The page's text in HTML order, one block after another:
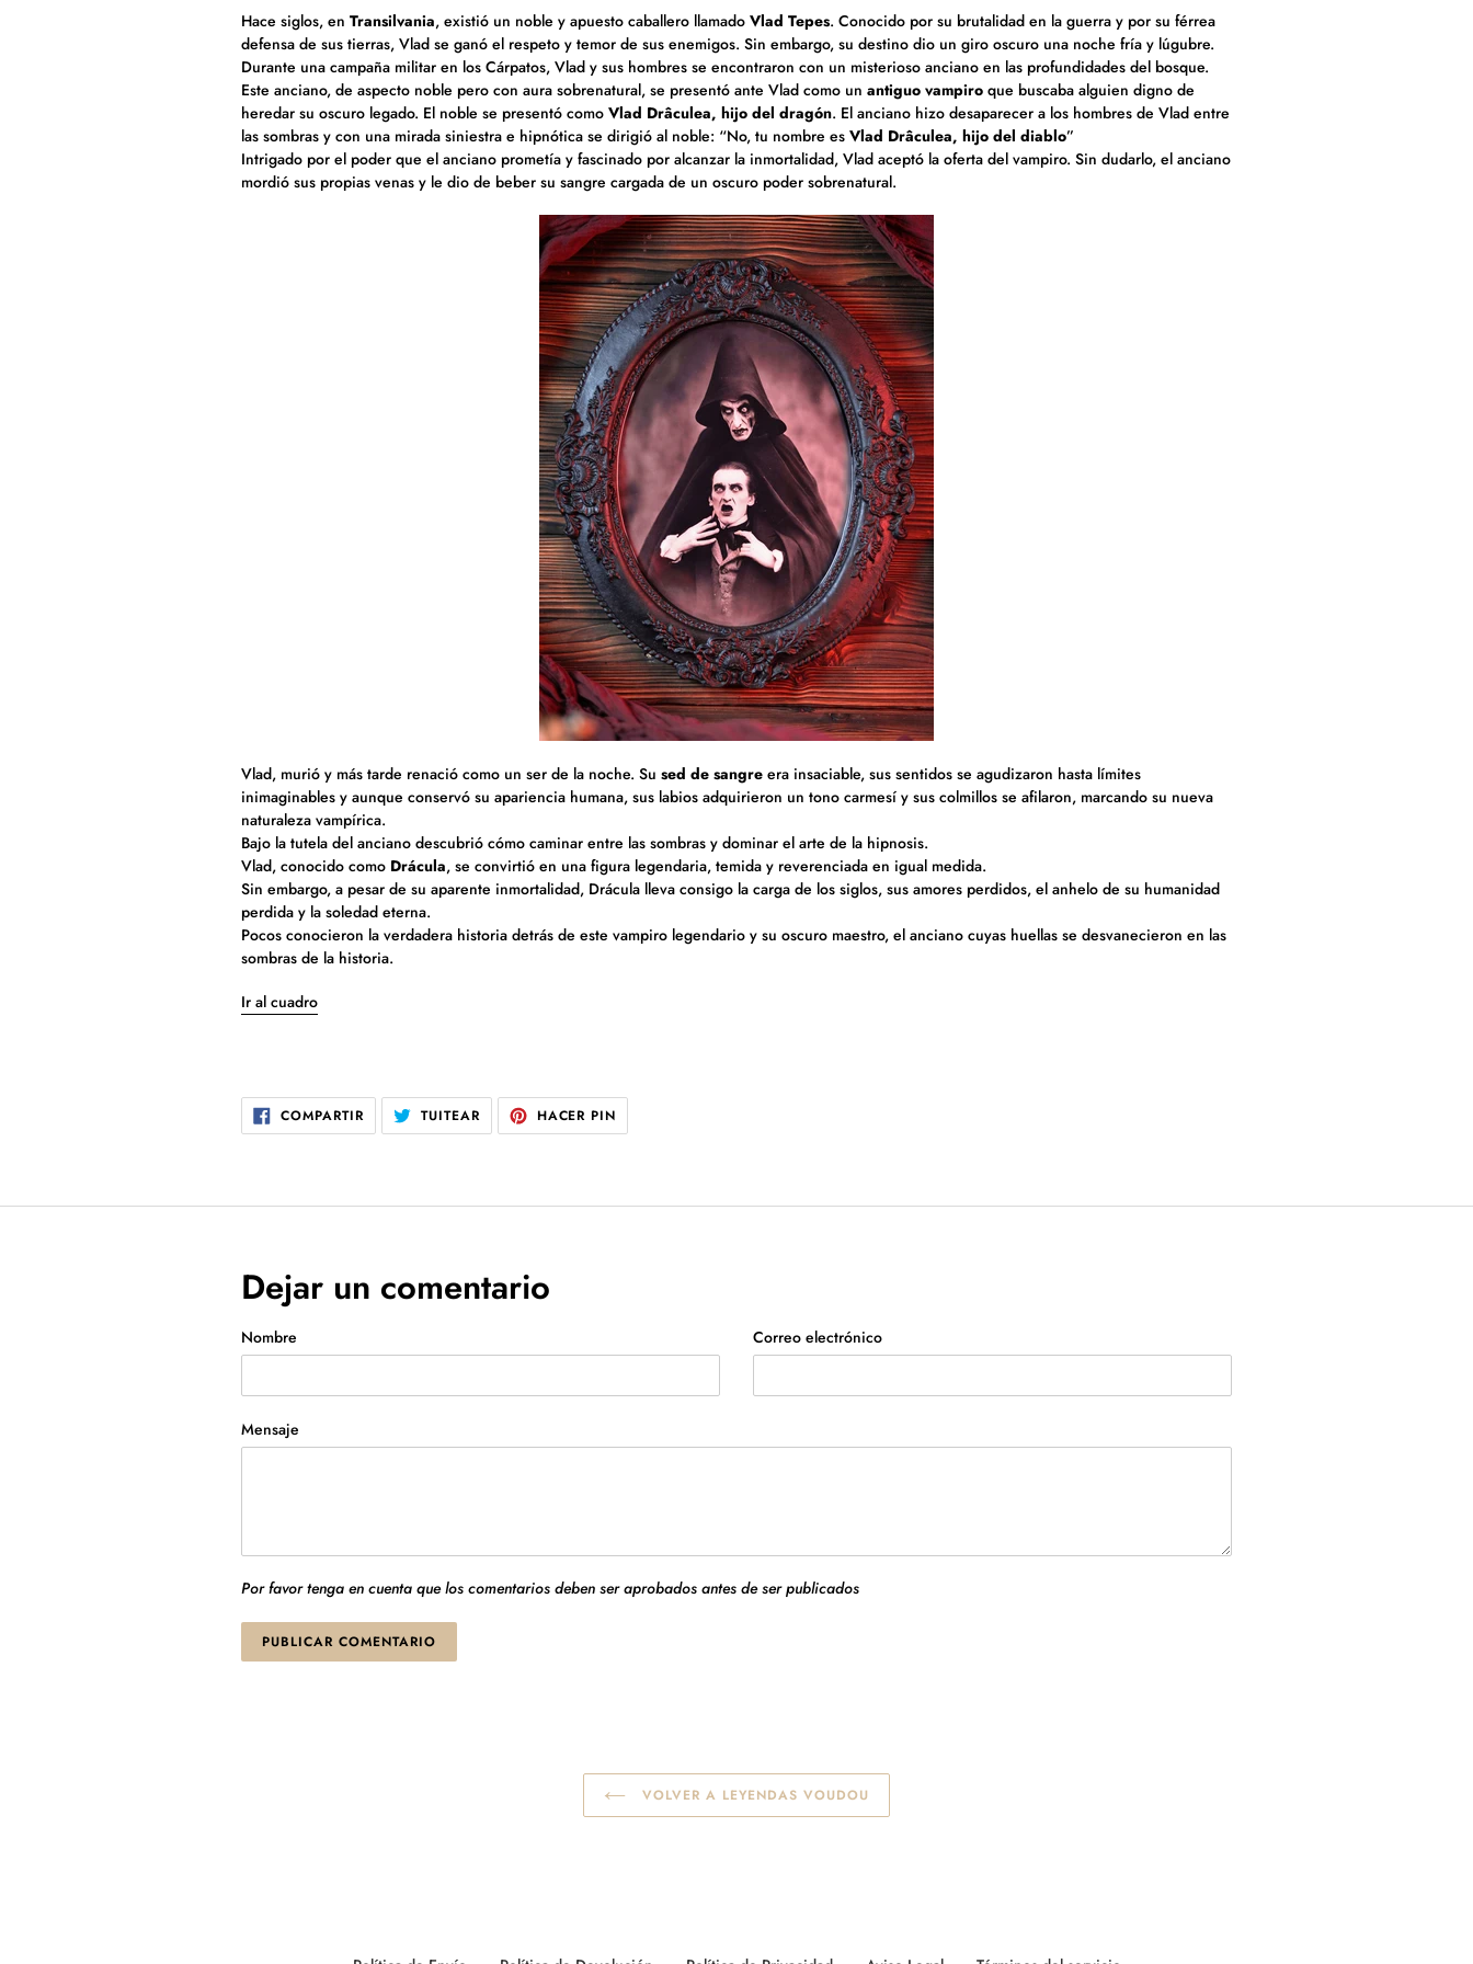
Hace siglos, enTransilvania, existió un noble y apuesto caballero llamadoVlad Tepes. Conocido por su brutalidad en la guerra y por su férrea
defensa de sus tierras, Vlad se ganó el respeto y temor de sus enemigos. Sin embargo, su destino dio un giro oscuro una noche fría y lúgubre.
Durante una campaña militar en los Cárpatos, Vlad y sus hombres se encontraron con un misterioso anciano en las profundidades del bosque.
Este anciano, de aspecto noble pero con aura sobrenatural, se presentó ante Vlad como unantiguo vampiro que buscaba alguien digno de
heredar su oscuro legado. El noble se presentó comoVlad Drâculea, hijo del dragón. El anciano hizo desaparecer a los hombres de Vlad entre
las sombras y con una mirada siniestra e hipnótica se dirigió al noble: “No, tu nombre esVlad Drâculea, hijo del diablo”
Intrigado por el poder que el anciano prometía y fascinado por alcanzar la inmortalidad, Vlad aceptó la oferta del vampiro. Sin dudarlo, el anciano
mordió sus propias venas y le dio de beber su sangre cargada de un oscuro poder sobrenatural.
Vlad, murió y más tarde renació como un ser de la noche. Sused de sangre era insaciable, sus sentidos se agudizaron hasta límites
inimaginables y aunque conservó su apariencia humana, sus labios adquirieron un tono carmesí y sus colmillos se afilaron, marcando su nueva
naturaleza vampírica.
Bajo la tutela del anciano descubrió cómo caminar entre las sombras y dominar el arte de la hipnosis.
Vlad, conocido como Drácula, se convirtió en una figura legendaria, temida y reverenciada en igual medida.
Sin embargo, a pesar de su aparente inmortalidad, Drácula lleva consigo la carga de los siglos, sus amores perdidos, el anhelo de su humanidad
perdida y la soledad eterna.
Pocos conocieron la verdadera historia detrás de este vampiro legendario y su oscuro maestro, el anciano cuyas huellas se desvanecieron en las
sombras de la historia.
Ir al cuadro
COMPARTIRCOMPARTIR
EN
FACEBOOK
TUITEARTUITEAR
EN
TWITTER
HACER PIN
PINTEREST
Dejar un comentario
Nombre Correo electrónico
Mensaje
Por favor tenga en cuenta que los comentarios deben ser aprobados antes de ser publicados
VOLVER A LEYENDAS VOUDOU